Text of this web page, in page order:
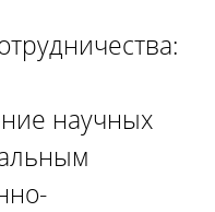
научных